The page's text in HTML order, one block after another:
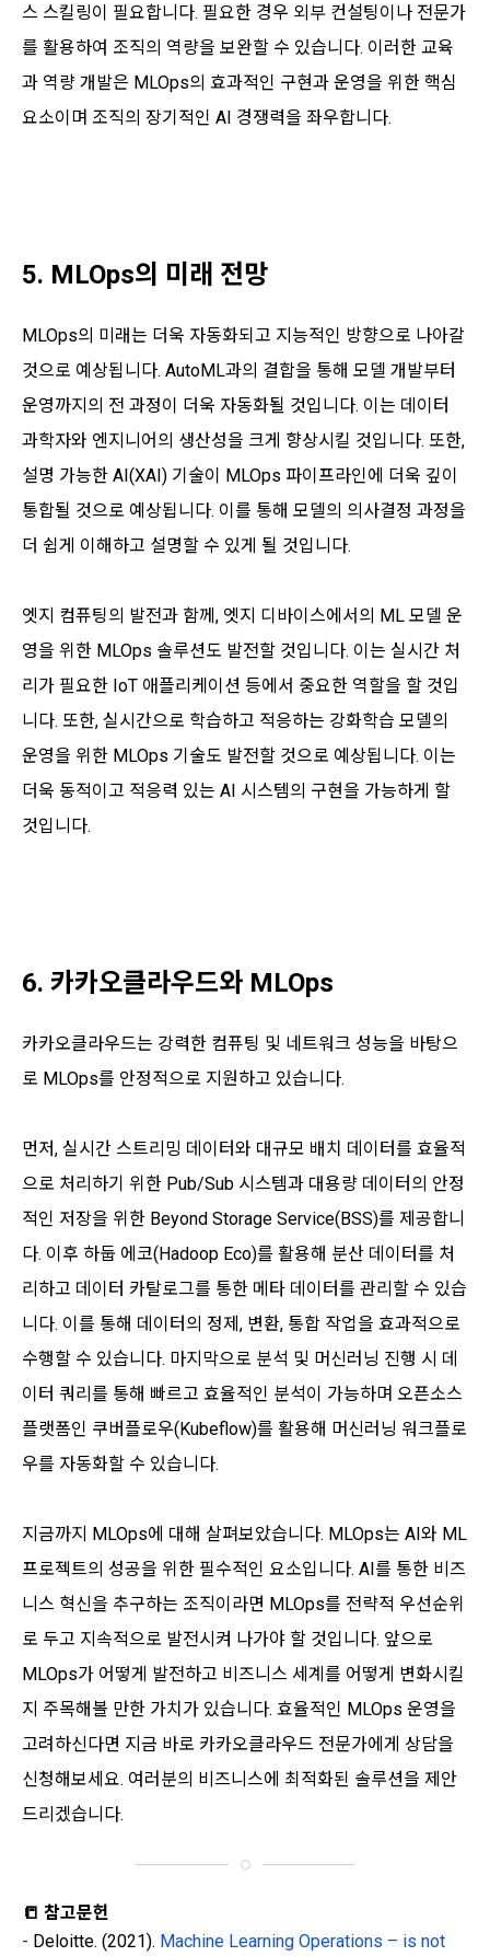
스 스킬링이 필요합니다. 필요한 경우 외부 컨설팅이나 전문가
를 활용하여 조직의 역량을 보완할 수 있습니다. 이러한 교육
과 역량 개발은 MLOps의 효과적인 구현과 운영을 위한 핵심
요소이며 조직의 장기적인 AI 경쟁력을 좌우합니다.
5. MLOps의 미래 전망
MLOps의 미래는 더욱 자동화되고 지능적인 방향으로 나아갈
것으로 예상됩니다. AutoML과의 결합을 통해 모델 개발부터
운영까지의 전 과정이 더욱 자동화될 것입니다. 이는 데이터
과학자와 엔지니어의 생산성을 크게 향상시킬 것입니다. 또한,
설명 가능한 AI(XAI) 기술이 MLOps 파이프라인에 더욱 깊이
통합될 것으로 예상됩니다. 이를 통해 모델의 의사결정 과정을
더 쉽게 이해하고 설명할 수 있게 될 것입니다.
엣지 컴퓨팅의 발전과 함께, 엣지 디바이스에서의 ML 모델 운
영을 위한 MLOps 솔루션도 발전할 것입니다. 이는 실시간 처
리가 필요한 IoT 애플리케이션 등에서 중요한 역할을 할 것입
니다. 또한, 실시간으로 학습하고 적응하는 강화학습 모델의
운영을 위한 MLOps 기술도 발전할 것으로 예상됩니다. 이는
더욱 동적이고 적응력 있는 AI 시스템의 구현을 가능하게 할
것입니다.
6. 카카오클라우드와 MLOps
카카오클라우드는 강력한 컴퓨팅 및 네트워크 성능을 바탕으
로 MLOps를 안정적으로 지원하고 있습니다.
먼저, 실시간 스트리밍 데이터와 대규모 배치 데이터를 효율적
으로 처리하기 위한 Pub/Sub 시스템과 대용량 데이터의 안정
적인 저장을 위한 Beyond Storage Service(BSS)를 제공합니
다. 이후 하둡 에코(Hadoop Eco)를 활용해 분산 데이터를 처
리하고 데이터 카탈로그를 통한 메타 데이터를 관리할 수 있습
니다. 이를 통해 데이터의 정제, 변환, 통합 작업을 효과적으로
수행할 수 있습니다. 마지막으로 분석 및 머신러닝 진행 시 데
이터 쿼리를 통해 빠르고 효율적인 분석이 가능하며 오픈소스
플랫폼인 쿠버플로우(Kubeflow)를 활용해 머신러닝 워크플로
우를 자동화할 수 있습니다.
지금까지 MLOps에 대해 살펴보았습니다. MLOps는 AI와 ML
프로젝트의 성공을 위한 필수적인 요소입니다. AI를 통한 비즈
니스 혁신을 추구하는 조직이라면 MLOps를 전략적 우선순위
로 두고 지속적으로 발전시켜 나가야 할 것입니다. 앞으로
MLOps가 어떻게 발전하고 비즈니스 세계를 어떻게 변화시킬
지 주목해볼 만한 가치가 있습니다. 효율적인 MLOps 운영을
고려하신다면 지금 바로 카카오클라우드 전문가에게 상담을
신청해보세요. 여러분의 비즈니스에 최적화된 솔루션을 제안
드리겠습니다.
📒 참고문헌
- Deloitte. (2021). Machine Learning Operations – is not